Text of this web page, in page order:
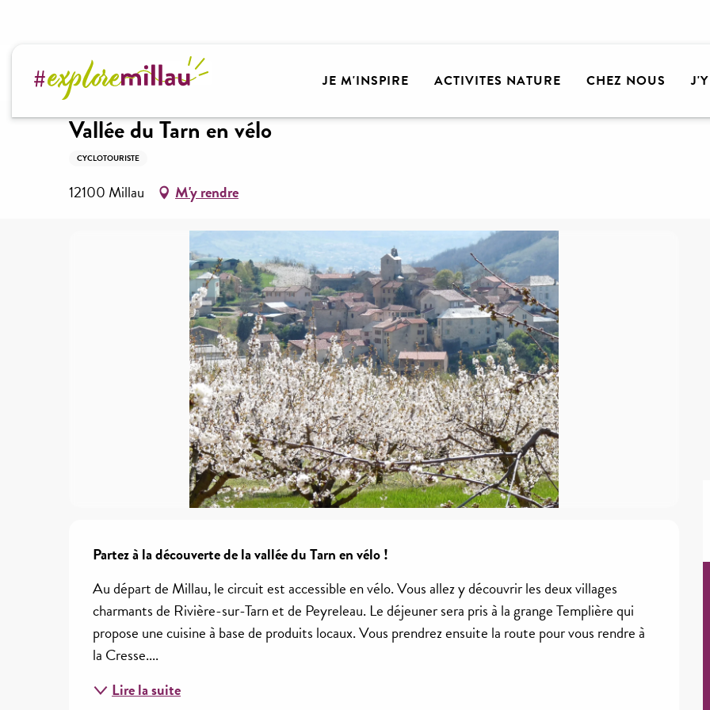
contenu
principal
JE M'INSPIRE ACTIVITES NATURE CHEZ NOUS
Accueil Vallée du Tarn en vélo
Vallée du Tarn en vélo
CYCLOTOURISTE
12100 Millau M'y rendre
Description
Partez à la découverte de la vallée du Tarn en vélo !
Au départ de Millau, le circuit est accessible en vélo. Vous allez y découvrir les deux villages
charmants de Rivière-sur-Tarn et de Peyreleau. Le déjeuner sera pris à la grange Templière qui
propose une cuisine à base de produits locaux. Vous prendrez ensuite la route pour vous rendre à
la Cresse....
Lire la suite